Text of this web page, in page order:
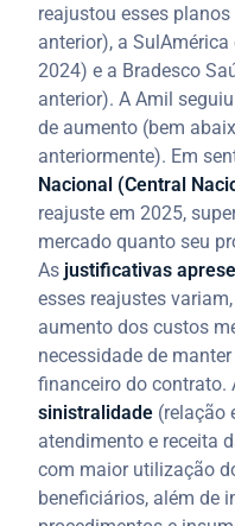
reajustou esses planos
anterior), a SulAmérica
2024) e a Bradesco
anterior). A Amil
de aumento (bem
anteriormente). Em
Nacional (Central
reajuste em 2025,
mercado quanto seu
As justificativas
esses reajustes
aumento dos custos
necessidade de
financeiro do contrato.
sinistralidade (relação
atendimento e receita
com maior utilização
beneficiários, além de